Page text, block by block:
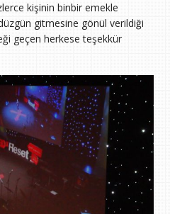
kişinin binbir emekle
düzgün gitmesine gönül verildiği
geçen herkese teşekkür